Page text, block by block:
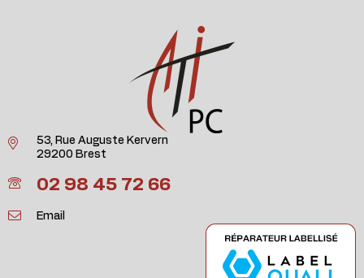
53, Rue Auguste Kervern
29200 Brest
02 98 45 72 66
Email